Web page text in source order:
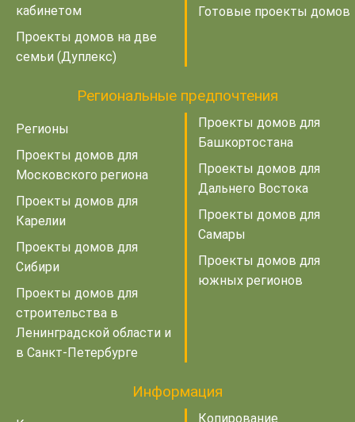
кабинетом
Проекты домов на две
семьи (Дуплекс)
Готовые проекты домов
Региональные предпочтения
Регионы
Проекты домов для
Московского региона
Проекты домов для
Карелии
Проекты домов для
Сибири
Проекты домов для
строительства в
Ленинградской области и
в Санкт-Петербурге
Проекты домов для
Башкортостана
Проекты домов для
Дальнего Востока
Проекты домов для
Самары
Проекты домов для
южных регионов
Информация
Копирование